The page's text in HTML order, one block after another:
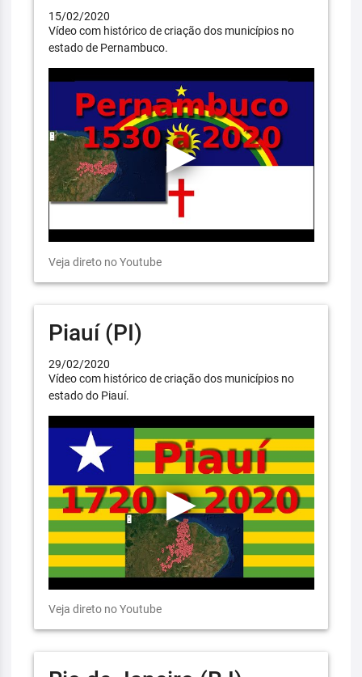
15/02/2020
Vídeo com histórico de criação dos municípios no
estado de Pernambuco.
Veja direto no Youtube
Piauí (PI)
29/02/2020
Vídeo com histórico de criação dos municípios no
estado do Piauí.
Veja direto no Youtube